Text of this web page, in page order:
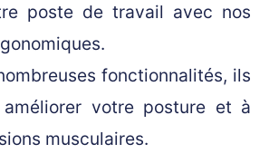
poste de travail avec nos
fonctionnalités, ils
votre posture et à
musculaires.